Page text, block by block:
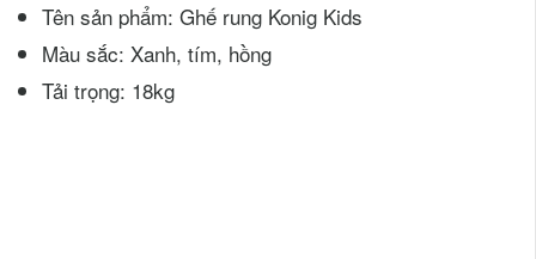
Tên sản phẩm: Ghế rung Konig Kids
Màu sắc: Xanh, tím, hồng
Tải trọng: 18kg